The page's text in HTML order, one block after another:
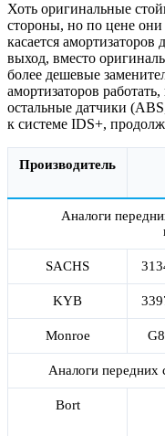
Хоть оригинальные
стороны, но по цене
касается
выход, вместо
более дешевые
амортизаторов
остальные датчики
к системе IDS+,
Производитель
Аналоги
SACHS
KYB
Monroe
Аналоги передних
Bort